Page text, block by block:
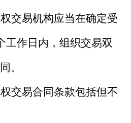
交易机构应当在确定受
工作日内，组织交易双
。
交易合同条款包括但不